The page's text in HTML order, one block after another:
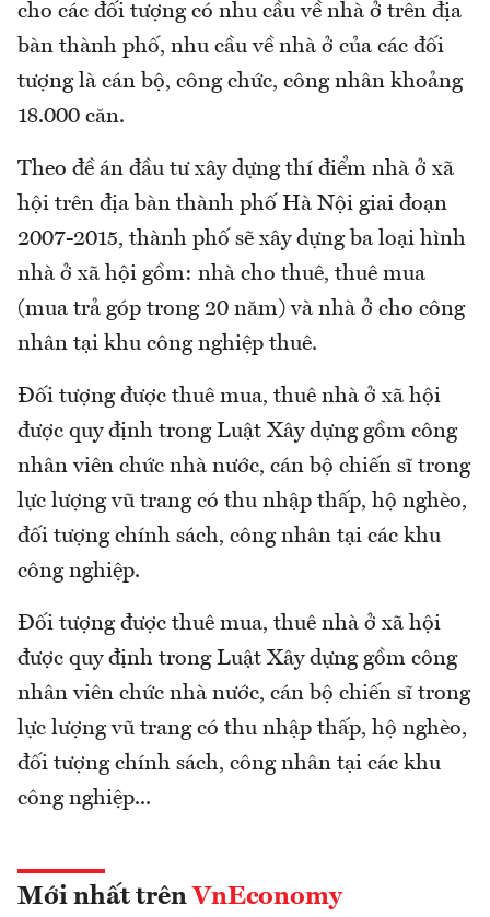
cho các đối tượng có nhu cầu về nhà ở trên địa
bàn thành phố, nhu cầu về nhà ở của các đối
tượng là cán bộ, công chức, công nhân khoảng
18.000 căn.
Theo đề án đầu tư xây dựng thí điểm nhà ở xã
hội trên địa bàn thành phố Hà Nội giai đoạn
2007-2015, thành phố sẽ xây dựng ba loại hình
nhà ở xã hội gồm: nhà cho thuê, thuê mua
(mua trả góp trong 20 năm) và nhà ở cho công
nhân tại khu công nghiệp thuê.
Ðối tượng được thuê mua, thuê nhà ở xã hội
được quy định trong Luật Xây dựng gồm công
nhân viên chức nhà nước, cán bộ chiến sĩ trong
lực lượng vũ trang có thu nhập thấp, hộ nghèo,
đối tượng chính sách, công nhân tại các khu
công nghiệp.
Ðối tượng được thuê mua, thuê nhà ở xã hội
được quy định trong Luật Xây dựng gồm công
nhân viên chức nhà nước, cán bộ chiến sĩ trong
lực lượng vũ trang có thu nhập thấp, hộ nghèo,
đối tượng chính sách, công nhân tại các khu
công nghiệp...
Mới nhất trên VnEconomy